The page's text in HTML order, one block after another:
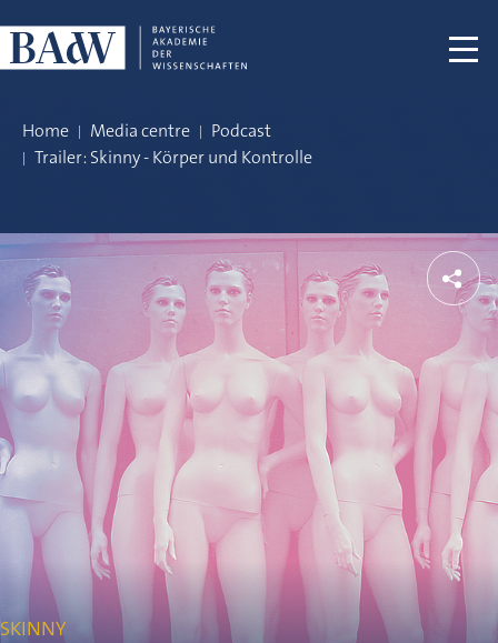
Home Media centre
Podcast
Trailer: Skinny - Körper und Kontrolle
SKINNY